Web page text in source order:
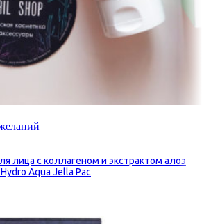
лица с коллагеном и экстрактом алоэ
Aqua Jella Pac